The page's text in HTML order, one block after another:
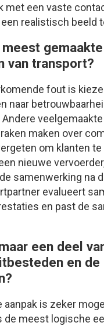
met een vaste
realistisch beeld
van transport?
fout is
naar
maken over
om klanten
nieuwe
samenwerking na
evalueert
en past de
een deel
en
aanpak is zeker
de meest logische